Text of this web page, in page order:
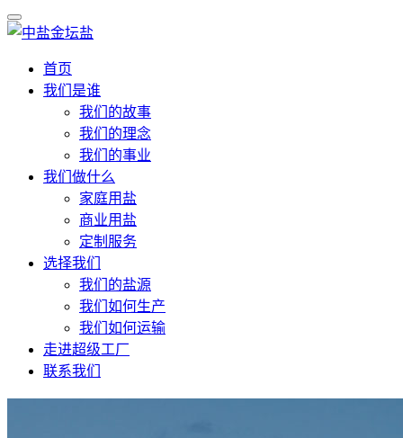
首页
我们是谁
我们的故事
我们的理念
我们的事业
我们做什么
家庭用盐
商业用盐
定制服务
选择我们
我们的盐源
我们如何生产
我们如何运输
走进超级工厂
联系我们